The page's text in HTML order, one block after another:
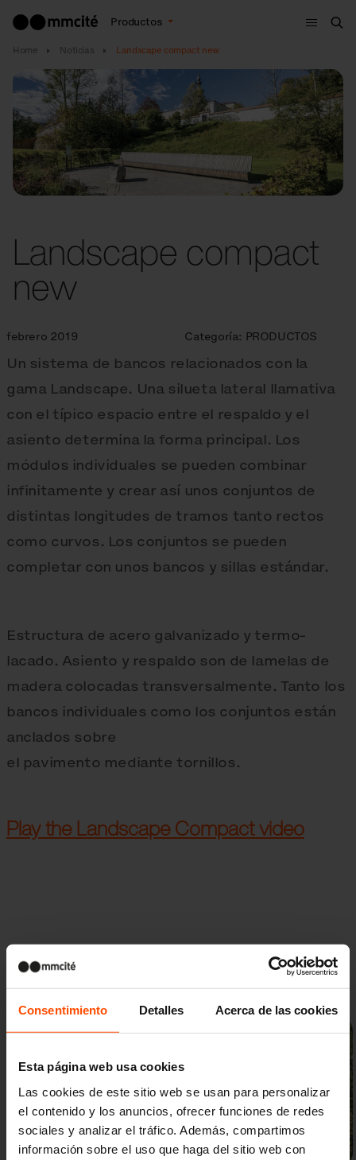
Consentimiento Detalles Acerca de las cookies
Esta página web usa cookies
Las cookies de este sitio web se usan para personalizar
el contenido y los anuncios, ofrecer funciones de redes
sociales y analizar el tráfico. Además, compartimos
información sobre el uso que haga del sitio web con
Productos
Menú
Home Noticias Landscape compact new
Landscape compact
new
febrero 2019 Categoría: PRODUCTOS
Un sistema de bancos relacionados con la
gama Landscape. Una silueta lateral llamativa
con el típico espacio entre el respaldo y el
asiento determina la forma principal. Los
módulos individuales se pueden combinar
infinitamente y crear así unos conjuntos de
distintas longitudes de tramos tanto rectos
como curvos. Los conjuntos se pueden
completar con unos bancos y sillas estándar.
Estructura de acero galvanizado y termo-
lacado. Asiento y respaldo son de lamelas de
madera colocadas transversalmente. Tanto los
bancos individuales como los conjuntos están
anclados sobre
el pavimento mediante tornillos.
Play the Landscape Compact video
Galería de fotos
Anterior Siguiente